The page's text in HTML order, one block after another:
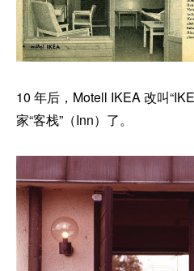
10 年后，Motell IKEA 改叫
家“客栈”（Inn）了。